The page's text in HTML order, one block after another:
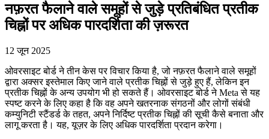
नफ़रत फैलाने वाले समूहों से जुड़े प्रतिबंधित प्रतीक
चिह्नों पर अधिक पारदर्शिता की ज़रूरत
12 जून 2025
ओवरसाइट बोर्ड ने तीन केस पर विचार किया है, जो नफ़रत फैलाने वाले समूहों
द्वारा अक्सर इस्तेमाल किए जाने वाले प्रतीक चिह्नों से जुड़े हुए हैं, लेकिन इन
प्रतीक चिह्नों के अन्य उपयोग भी हो सकते हैं। ओवरसाइट बोर्ड ने Meta से यह
स्पष्ट करने के लिए कहा है कि वह अपने खतरनाक संगठनों और लोगों संबंधी
कम्युनिटी स्टैंडर्ड के तहत, अपने निर्दिष्ट प्रतीक चिह्नों की सूची कैसे बनाता और
लागू करता है। यह, यूज़र के लिए अधिक पारदर्शिता प्रदान करेगा।